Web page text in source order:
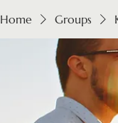
Home Groups